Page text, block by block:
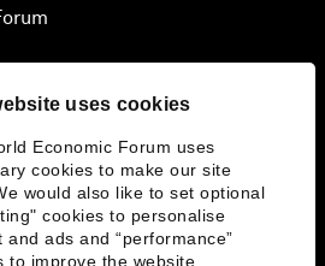
uses cookies
Economic Forum uses
cookies to make our site
would also like to set optional
cookies to personalise
and ads and “performance”
to improve the website.